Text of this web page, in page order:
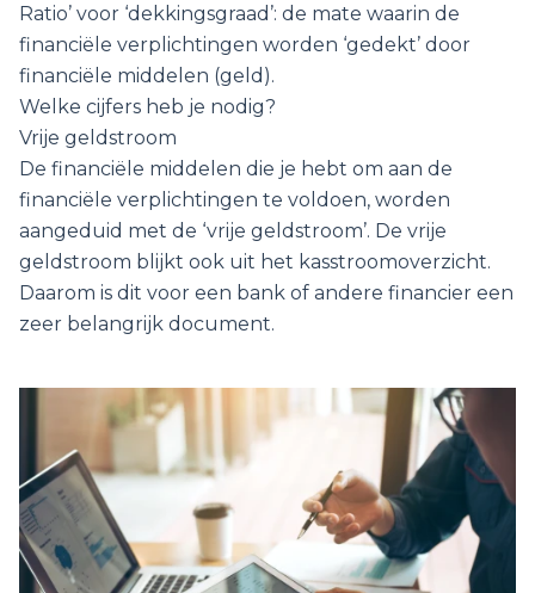
Ratio’ voor ‘dekkingsgraad’: de mate waarin de
financiële verplichtingen worden ‘gedekt’ door
financiële middelen (geld).
Welke cijfers heb je nodig?
Vrije geldstroom
De financiële middelen die je hebt om aan de
financiële verplichtingen te voldoen, worden
aangeduid met de ‘vrije geldstroom’. De vrije
geldstroom blijkt ook uit het kasstroomoverzicht.
Daarom is dit voor een bank of andere financier een
zeer belangrijk document.